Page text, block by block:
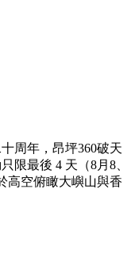
周年，昂坪360破天
限最後 4 天（8月8、
高空俯瞰大嶼山與香